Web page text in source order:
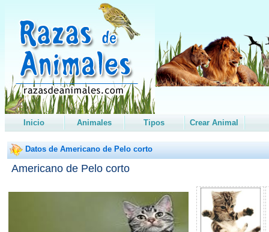
Inicio Animales Tipos Crear Animal
Datos de Americano de Pelo corto
Americano de Pelo corto